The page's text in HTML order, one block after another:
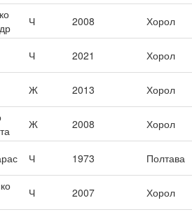
Ч 2008 Хорол
Ч 2021 Хорол
Ж 2013 Хорол
Ж 2008 Хорол
Ч 1973 Полтава
Ч 2007 Хорол